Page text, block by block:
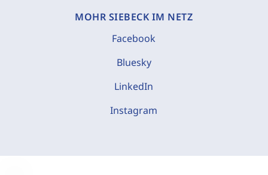
MOHR SIEBECK IM NETZ
Facebook
Bluesky
LinkedIn
Instagram